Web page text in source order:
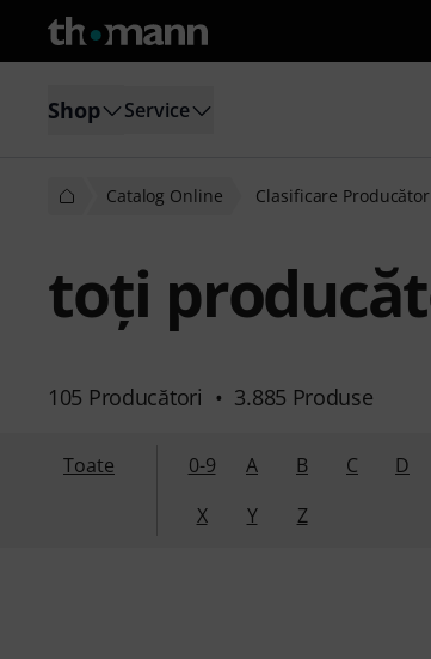
Shop Service
Catalog Online Clasificare
toţi
105 Producători • 3.885 Produse
Toate 0-9 A B C D
X
Y Z